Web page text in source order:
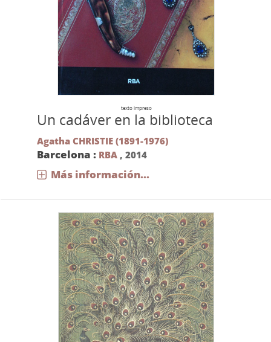
texto impreso
Un cadáver en la biblioteca
Agatha CHRISTIE (1891-1976)
Barcelona : RBA , 2014
Más información...